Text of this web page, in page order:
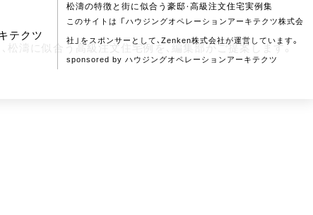
テクツ
松濤の特徴と街に似合う豪邸・高級注文住宅実例集
このサイトは 「ハウジングオペレーションアーキテクツ株式会
社」をスポンサーとして、Zenken株式会社が運営しています。
sponsored by ハウジングオペレーションアーキテクツ
濤に似合う高級注文住宅例を、編集部がご提案します。